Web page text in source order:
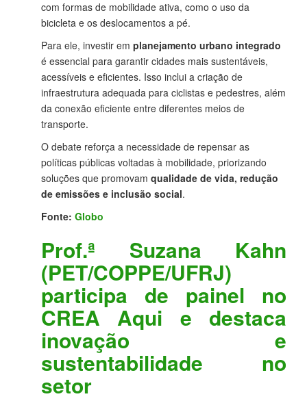
com formas de mobilidade ativa, como o uso da
bicicleta e os deslocamentos a pé.
Para ele, investir em planejamento urbano integrado
é essencial para garantir cidades mais sustentáveis,
acessíveis e eficientes. Isso inclui a criação de
infraestrutura adequada para ciclistas e pedestres, além
da conexão eficiente entre diferentes meios de
transporte.
O debate reforça a necessidade de repensar as
políticas públicas voltadas à mobilidade, priorizando
soluções que promovam qualidade de vida, redução
de emissões e inclusão social.
Fonte: Globo
Prof.ª Suzana Kahn
(PET/COPPE/UFRJ)
participa de painel no
CREA Aqui e destaca
inovação e
sustentabilidade no
setor